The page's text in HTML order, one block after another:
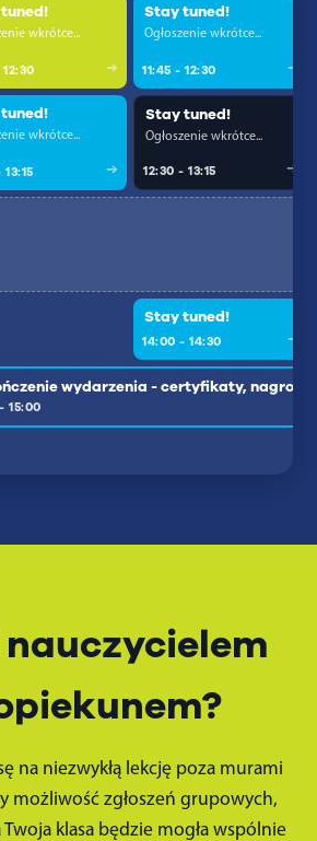
wydarzenia - certyfikaty, nagrody
15:00
wkrótce...
12:30
wkrótce...
Stay tuned!
Ogłoszenie wkrótce...
11:45 - 12:30
Stay tuned!
Ogłoszenie wkrótce...
12:30 - 13:15
Stay tuned!
14:00 - 14:30
na niezwykłą lekcję poza murami
możliwość zgłoszeń grupowych,
Twoja klasa będzie mogła wspólnie